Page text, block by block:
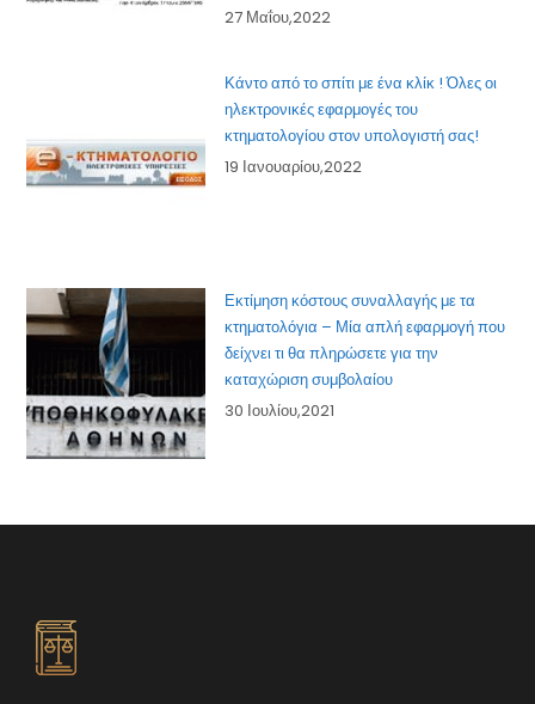
27 Μαΐου,2022
Κάντο από το σπίτι με ένα κλίκ ! Όλες οι
ηλεκτρονικές εφαρμογές του
κτηματολογίου στον υπολογιστή σας!
19 Ιανουαρίου,2022
Εκτίμηση κόστους συναλλαγής με τα
κτηματολόγια – Μία απλή εφαρμογή που
δείχνει τι θα πληρώσετε για την
καταχώριση συμβολαίου
30 Ιουλίου,2021